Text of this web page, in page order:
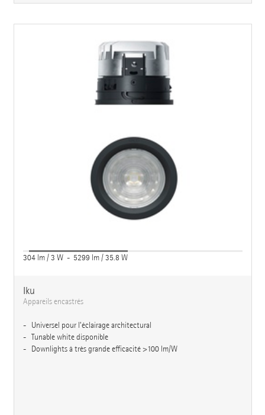
304 lm / 3 W - 5299 lm / 35.8 W
Iku
Appareils encastrés
Universel pour l’éclairage architectural
Tunable white disponible
Downlights à très grande efficacité >100 lm/W